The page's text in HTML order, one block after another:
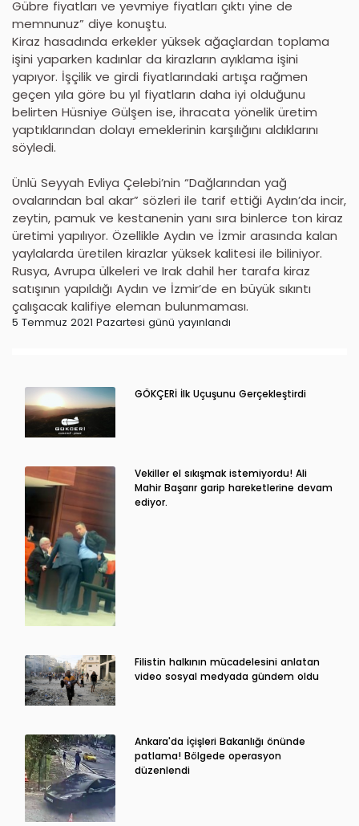
Gübre fiyatları ve yevmiye fiyatları çıktı yine de
memnunuz” diye konuştu.
Kiraz hasadında erkekler yüksek ağaçlardan toplama
işini yaparken kadınlar da kirazların ayıklama işini
yapıyor. İşçilik ve girdi fiyatlarındaki artışa rağmen
geçen yıla göre bu yıl fiyatların daha iyi olduğunu
belirten Hüsniye Gülşen ise, ihracata yönelik üretim
yaptıklarından dolayı emeklerinin karşılığını aldıklarını
söyledi.
Ünlü Seyyah Evliya Çelebi’nin “Dağlarından yağ
ovalarından bal akar” sözleri ile tarif ettiği Aydın’da incir,
zeytin, pamuk ve kestanenin yanı sıra binlerce ton kiraz
üretimi yapılıyor. Özellikle Aydın ve İzmir arasında kalan
yaylalarda üretilen kirazlar yüksek kalitesi ile biliniyor.
Rusya, Avrupa ülkeleri ve Irak dahil her tarafa kiraz
satışının yapıldığı Aydın ve İzmir’de en büyük sıkıntı
çalışacak kalifiye eleman bulunmaması.
5 Temmuz 2021 Pazartesi günü yayınlandı
GÖKÇERİ İlk Uçuşunu Gerçekleştirdi
Vekiller el sıkışmak istemiyordu! Ali
Mahir Başarır garip hareketlerine devam
ediyor.
Filistin halkının mücadelesini anlatan
video sosyal medyada gündem oldu
Ankara'da İçişleri Bakanlığı önünde
patlama! Bölgede operasyon
düzenlendi